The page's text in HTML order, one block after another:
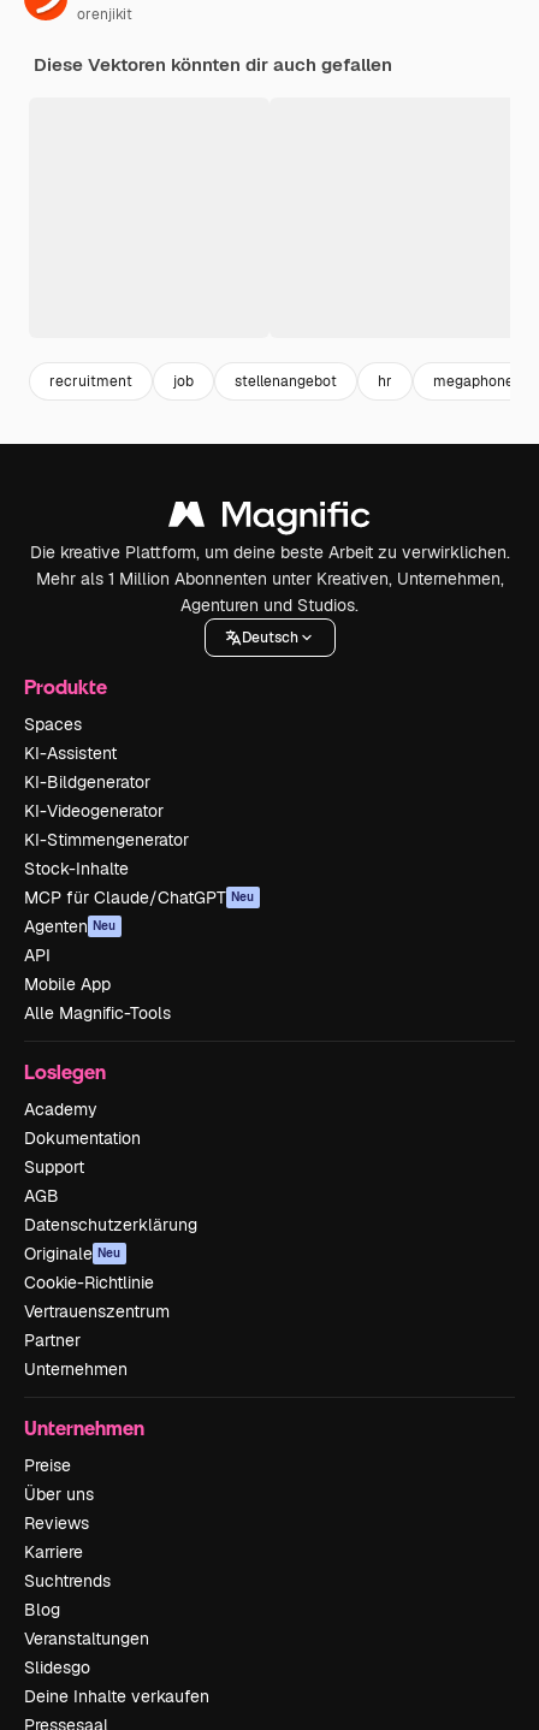
orenjikit
Diese Vektoren könnten dir auch gefallen
recruitment job stellenangebot hr megaphone
Die kreative Plattform, um deine beste Arbeit zu verwirklichen.
Mehr als 1 Million Abonnenten unter Kreativen, Unternehmen,
Agenturen und Studios.
Deutsch
Produkte
Spaces
KI-Assistent
KI-Bildgenerator
KI-Videogenerator
KI-Stimmengenerator
Stock-Inhalte
MCP für Claude/ChatGPT Neu
Agenten Neu
API
Mobile App
Alle Magnific-Tools
Loslegen
Academy
Dokumentation
Support
AGB
Datenschutzerklärung
Originale Neu
Cookie-Richtlinie
Vertrauenszentrum
Partner
Unternehmen
Unternehmen
Preise
Über uns
Reviews
Karriere
Suchtrends
Blog
Veranstaltungen
Slidesgo
Deine Inhalte verkaufen
Pressesaal